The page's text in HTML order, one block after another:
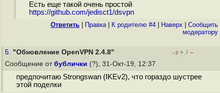
Есть еще такой очень простой
https://github.com/jedisct1/dsvpn
Ответить Правка| К родителю #4 Наверх
Cообщить
модератору
5. "Обновление OpenVPN 2.4.8" –3 + / –
Сообщение от бублички (?), 31-Окт-19, 12:37
предпочитаю Strongswan (IKEv2), что гораздо шустрее
этой поделки